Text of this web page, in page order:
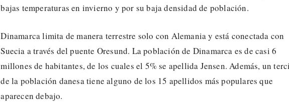
bajas temperaturas en invierno y por su baja densidad de población.
Dinamarca limita de manera terrestre solo con Alemania y está conectada con
Suecia a través del puente Oresund. La población de Dinamarca es de casi 6
millones de habitantes, de los cuales el 5% se apellida Jensen. Además, un
de la población danesa tiene alguno de los 15 apellidos más populares que
aparecen debajo.